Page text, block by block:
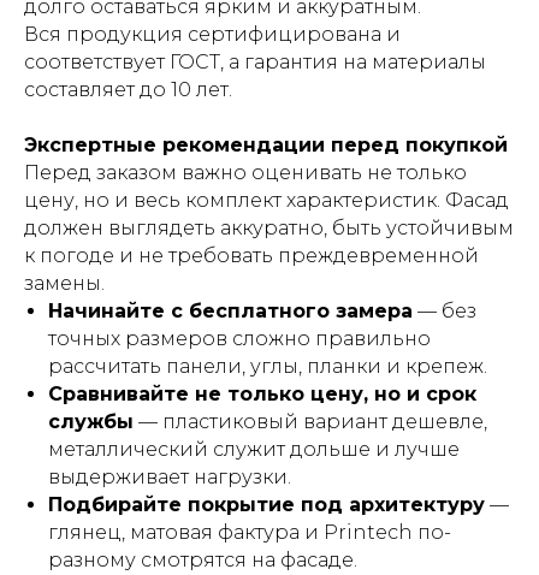
долго оставаться ярким и аккуратным.
Вся продукция сертифицирована и
соответствует ГОСТ, а гарантия на материалы
составляет до 10 лет.
Экспертные рекомендации перед покупкой
Перед заказом важно оценивать не только
цену, но и весь комплект характеристик. Фасад
должен выглядеть аккуратно, быть устойчивым
к погоде и не требовать преждевременной
замены.
Начинайте с бесплатного замера — без
точных размеров сложно правильно
рассчитать панели, углы, планки и крепеж.
Сравнивайте не только цену, но и срок
службы — пластиковый вариант дешевле,
металлический служит дольше и лучше
выдерживает нагрузки.
Подбирайте покрытие под архитектуру —
глянец, матовая фактура и Printech по-
разному смотрятся на фасаде.